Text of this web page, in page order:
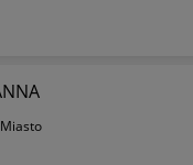
Miasto